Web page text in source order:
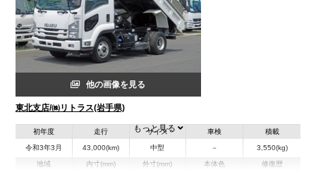
他の画像を見る
東北支店/㈱リトラス(岩手県)
初年度
令和3年3月
走行
43,000(km)
サイズ
中型
車検
－
積載
3,550(kg)
地域 内寸(mm) 外寸(mm) 本体色 修復歴
もっと見る